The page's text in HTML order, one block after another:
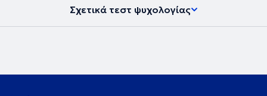
Σχετικά τεστ ψυχολογίας